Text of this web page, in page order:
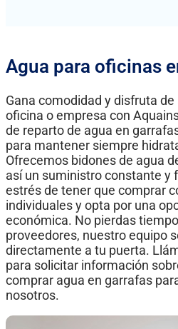
Agua para oficinas
Gana comodidad y disfruta
oficina o empresa con
de reparto de agua en
para mantener siempre
Ofrecemos bidones de agua
así un suministro constante y
estrés de tener que comprar
individuales y opta por una
económica. No pierdas
proveedores, nuestro equipo
directamente a tu puerta.
para solicitar información
comprar agua en garrafas
nosotros.